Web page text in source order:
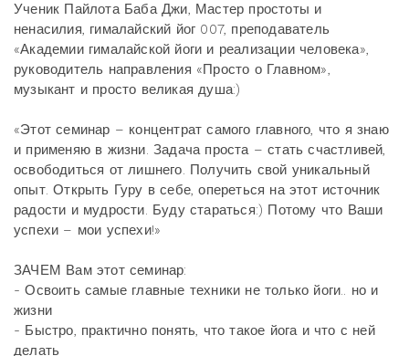
Ученик Пайлота Баба Джи, Мастер простоты и
ненасилия, гималайский йог 007, преподаватель
«Академии гималайской йоги и реализации человека»,
руководитель направления «Просто о Главном»,
музыкант и просто великая душа:)
«Этот семинар – концентрат самого главного, что я знаю
и применяю в жизни. Задача проста – стать счастливей,
освободиться от лишнего. Получить свой уникальный
опыт. Открыть Гуру в себе, опереться на этот источник
радости и мудрости. Буду стараться:) Потому что Ваши
успехи – мои успехи!»
ЗАЧЕМ Вам этот семинар:
- Освоить самые главные техники не только йоги.. но и
жизни
- Быстро, практично понять, что такое йога и что с ней
делать